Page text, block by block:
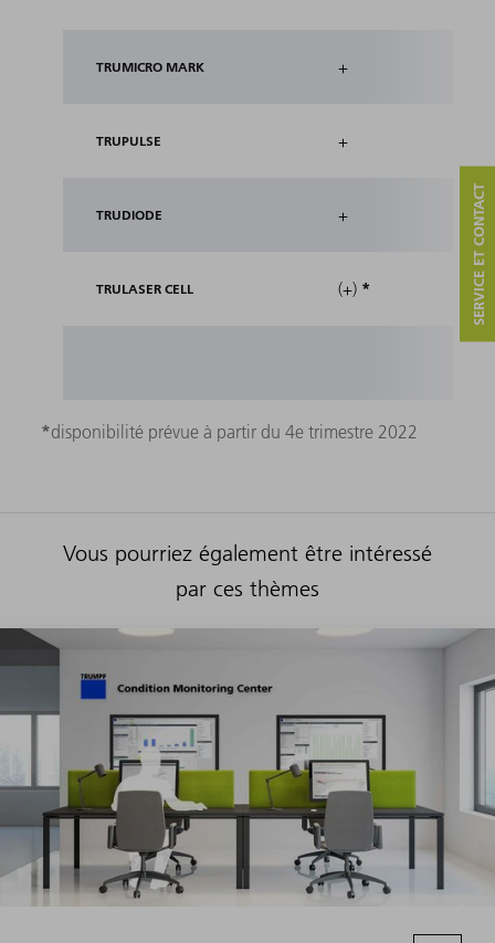
TRUMICRO MARK +
TRUPULSE +
TRUDIODE +
TRULASER CELL (+) *
*disponibilité prévue à partir du 4e trimestre 2022
Vous pourriez également être intéressé
par ces thèmes
SERVICE ET CONTACT